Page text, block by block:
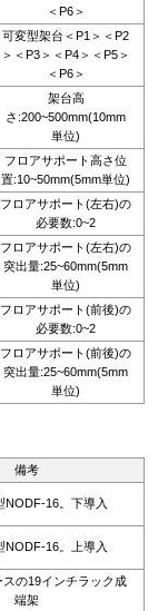
＜P6＞
可変型架台＜P1＞＜P2
＞＜P3＞＜P4＞＜P5＞
＜P6＞
架台高
さ:200~500mm(10mm
単位)
フロアサポート高さ位
置:10~50mm(5mm単位)
フロアサポート(左右)の
必要数:0~2
フロアサポート(左右)の
突出量:25~60mm(5mm
単位)
フロアサポート(前後)の
必要数:0~2
フロアサポート(前後)の
突出量:25~60mm(5mm
単位)
備考
NODF-16。下導入
NODF-16。上導入
の19インチラック成
端架